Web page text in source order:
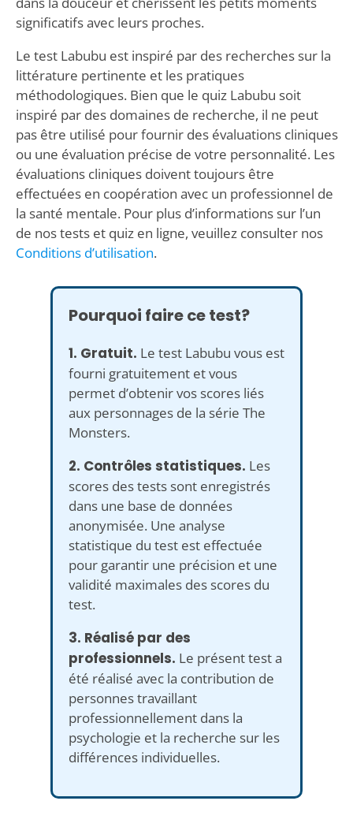
significatifs avec leurs proches.
Le test Labubu est inspiré par des recherches sur la
littérature pertinente et les pratiques
méthodologiques. Bien que le quiz Labubu soit
inspiré par des domaines de recherche, il ne peut
pas être utilisé pour fournir des évaluations cliniques
ou une évaluation précise de votre personnalité. Les
évaluations cliniques doivent toujours être
effectuées en coopération avec un professionnel de
la santé mentale. Pour plus d’informations sur l’un
de nos tests et quiz en ligne, veuillez consulter nos
Conditions d’utilisation.
Pourquoi faire ce test?
1. Gratuit. Le test Labubu vous est
fourni gratuitement et vous
permet d’obtenir vos scores liés
aux personnages de la série The
Monsters.
2. Contrôles statistiques. Les
scores des tests sont enregistrés
dans une base de données
anonymisée. Une analyse
statistique du test est effectuée
pour garantir une précision et une
validité maximales des scores du
test.
3. Réalisé par des
professionnels. Le présent test a
été réalisé avec la contribution de
personnes travaillant
professionnellement dans la
psychologie et la recherche sur les
différences individuelles.